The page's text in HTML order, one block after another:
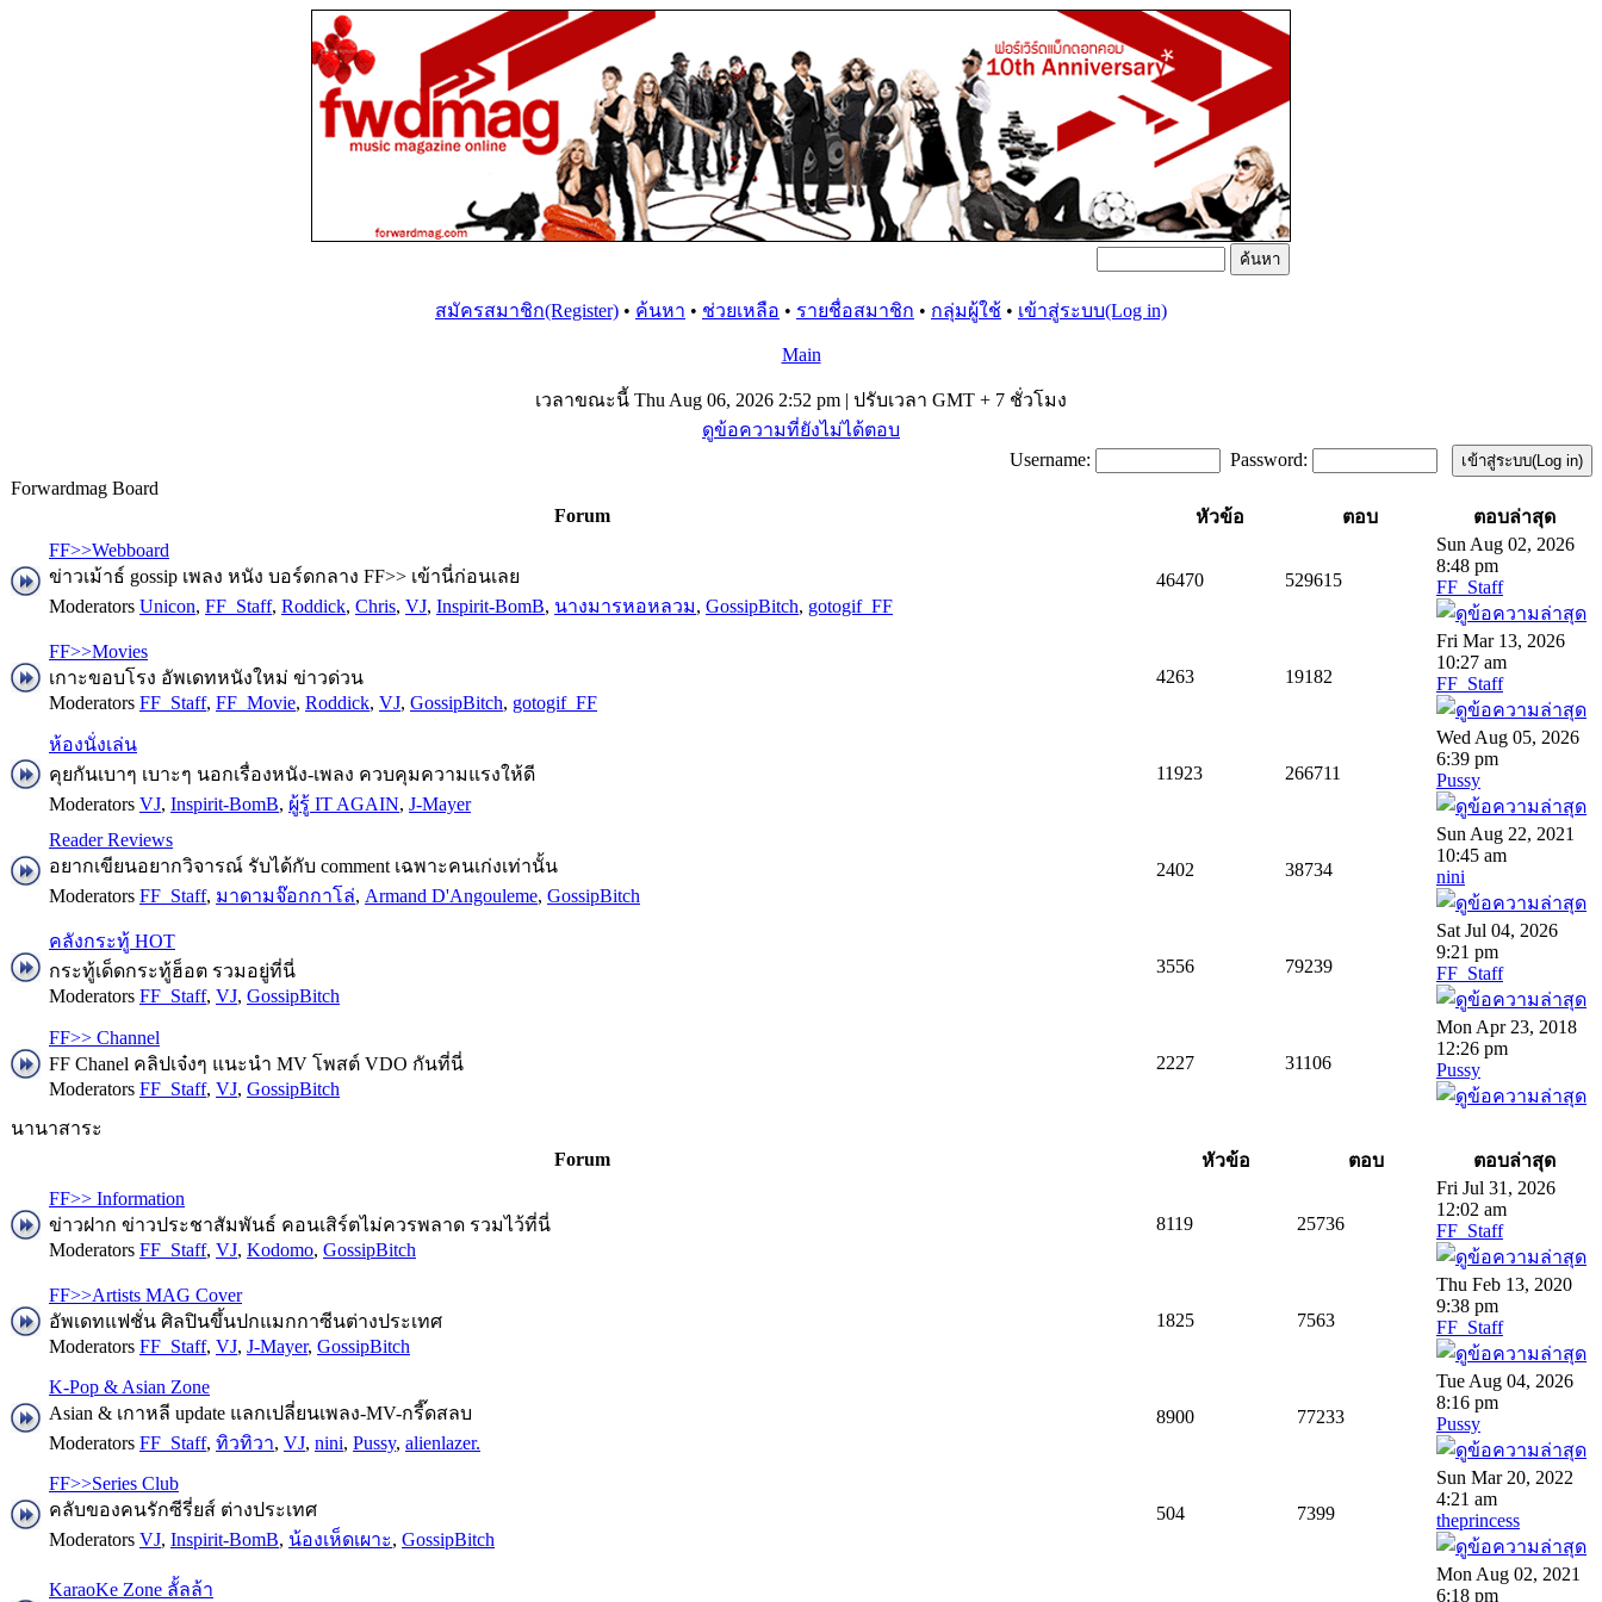
สมัครสมาชิก(Register) • ค้นหา • ช่วยเหลือ • รายชื่อสมาชิก • กลุ่มผู้ใช้ • เข้าสู่ระบบ(Log in)
Main
เวลาขณะนี้ Thu Aug 06, 2026 2:52 pm | ปรับเวลา GMT + 7 ชั่วโมง
ดูข้อความที่ยังไม่ได้ตอบ
Username:
Password:
Forwardmag Board
Forum
หัวข้อ ตอบ
ตอบล่าสุด
FF>>Webboard
ข่าวเม้าธ์ gossip เพลง หนัง บอร์ดกลาง FF>> เข้านี่ก่อนเลย
Moderators Unicon, FF_Staff, Roddick, Chris, VJ, Inspirit-BomB, นางมารหอหลวม, GossipBitch, gotogif_FF
46470 529615
Sun Aug 02, 2026
8:48 pm
FF_Staff
FF>>Movies
เกาะขอบโรง อัพเดทหนังใหม่ ข่าวด่วน
Moderators FF_Staff, FF_Movie, Roddick, VJ, GossipBitch, gotogif_FF
4263 19182
Fri Mar 13, 2026
10:27 am
FF_Staff
ห้องนั่งเล่น
คุยกันเบาๆ เบาะๆ นอกเรื่องหนัง-เพลง ควบคุมความแรงให้ดี
Moderators VJ, Inspirit-BomB, ผู้รู้ IT AGAIN, J-Mayer
11923 266711
Wed Aug 05, 2026
6:39 pm
Pussy
Reader Reviews
อยากเขียนอยากวิจารณ์ รับได้กับ comment เฉพาะคนเก่งเท่านั้น
Moderators FF_Staff, มาดามจ๊อกกาโล่, Armand D'Angouleme, GossipBitch
2402 38734
Sun Aug 22, 2021
10:45 am
nini
คลังกระทู้ HOT
กระทู้เด็ดกระทู้ฮ็อต รวมอยู่ที่นี่
Moderators FF_Staff, VJ, GossipBitch
3556 79239
Sat Jul 04, 2026
9:21 pm
FF_Staff
FF>> Channel
FF Chanel คลิปเจ๋งๆ แนะนำ MV โพสต์ VDO กันที่นี่
Moderators FF_Staff, VJ, GossipBitch
2227 31106
Mon Apr 23, 2018
12:26 pm
Pussy
นานาสาระ
Forum
หัวข้อ ตอบ
ตอบล่าสุด
FF>> Information
ข่าวฝาก ข่าวประชาสัมพันธ์ คอนเสิร์ตไม่ควรพลาด รวมไว้ที่นี่
Moderators FF_Staff, VJ, Kodomo, GossipBitch
8119 25736
Fri Jul 31, 2026
12:02 am
FF_Staff
FF>>Artists MAG Cover
อัพเดทแฟชั่น ศิลปินขึ้นปกแมกกาซีนต่างประเทศ
Moderators FF_Staff, VJ, J-Mayer, GossipBitch
1825 7563
Thu Feb 13, 2020
9:38 pm
FF_Staff
K-Pop & Asian Zone
Asian & เกาหลี update แลกเปลี่ยนเพลง-MV-กรี๊ดสลบ
Moderators FF_Staff, ทิวทิวา, VJ, nini, Pussy, alienlazer.
8900 77233
Tue Aug 04, 2026
8:16 pm
Pussy
FF>>Series Club
คลับของคนรักซีรี่ยส์ ต่างประเทศ
Moderators VJ, Inspirit-BomB, น้องเห็ดเผาะ, GossipBitch
504 7399
Sun Mar 20, 2022
4:21 am
theprincess
KaraoKe Zone ลั้ลล้า
Mon Aug 02, 2021
6:18 pm